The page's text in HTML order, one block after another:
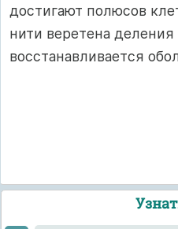
достигают полюсов
нити веретена
восстанавливается